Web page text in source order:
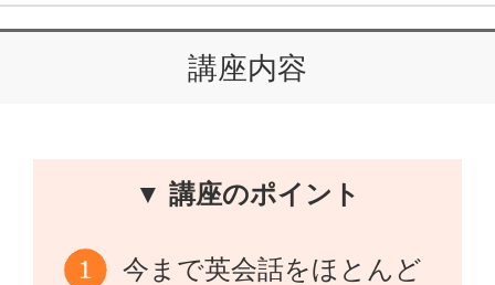
講座内容
▼ 講座のポイント
今まで英会話をほとんど